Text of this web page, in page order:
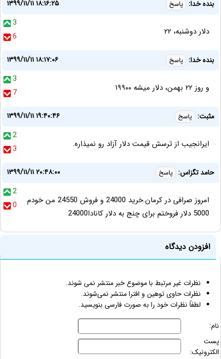
بنده خدا: پاسخ
۱۳۹۹/۱۱/۱۱ ۱۸:۱۶:۲۵
3
6
دلار دوشنبه، ۲۲
بنده خدا: پاسخ
۱۳۹۹/۱۱/۱۱ ۱۸:۱۷:۰۶
3
7
و روز ۲۲ بهمن، دلار میشه ۱۹۹۰۰
مثبت: پاسخ
۱۳۹۹/۱۱/۱۱ ۱۹:۴۰:۴۶
2
3
ايرانجيب از ترسش قيمت دلار آزاد رو نميذاره.
حامد تگزاس: پاسخ
۱۳۹۹/۱۱/۱۱ ۲۰:۴۸:۰۰
2
0
امروز صرافی در کرمان.خرید 24000 و فروش 24550 من خودم
5000 دلار فروختم برای چنج به دلار کانادا24000
افزودن دیدگاه
نظرات غیر مرتبط با موضوع خبر منتشر نمی شوند.
نظرات حاوی توهین و افترا منتشر نمی‌شوند.
لطفاً نظرات خود را به صورت فارسی بنویسید.
نام:
پست
الکترونیک: